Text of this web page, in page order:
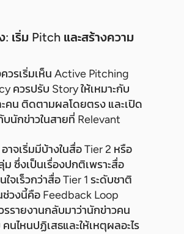
: เริ่ม Pitch และสร้างความ
วรเริ่มเห็น Active Pitching
ควรปรับ Story ให้เหมาะกับ
คน ติดตามผลโดยตรง และเปิด
นักข่าวในสายที่ Relevant
าจเริ่มมีบ้างในสื่อ Tier 2 หรือ
ม ซึ่งเป็นเรื่องปกติเพราะสื่อ
จเร็วกว่าสื่อ Tier 1 ระดับชาติ
วงนี้คือ Feedback Loop
รายงานกลับมาว่านักข่าวคน
นไหนปฏิเสธและให้เหตุผลอะไร